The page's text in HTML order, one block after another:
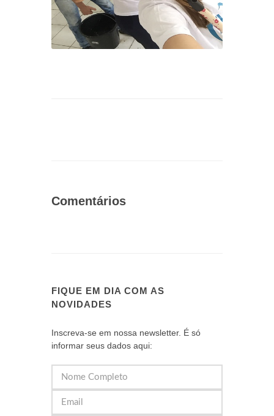
Comentários
FIQUE EM DIA COM AS
NOVIDADES
Inscreva-se em nossa newsletter. É só
informar seus dados aqui: